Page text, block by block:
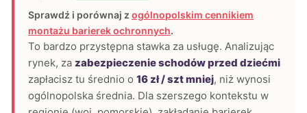
Sprawdź i porównaj z ogólnopolskim cennikiem
montażu barierek ochronnych.
To bardzo przystępna stawka za usługę. Analizując
rynek, za zabezpieczenie schodów przed dziećmi
zapłacisz tu średnio o 16 zł / szt mniej, niż wynosi
ogólnopolska średnia. Dla szerszego kontekstu w